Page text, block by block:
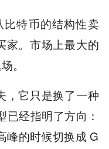
特币的结构性卖
家。市场上最大的
。
，它只是换了一种
经指明了方向：
峰的时候切换成 G